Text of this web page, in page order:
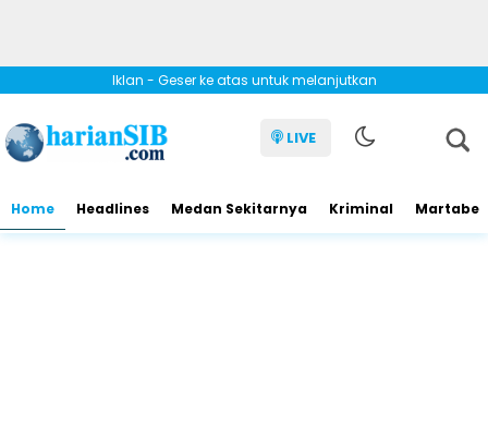
Iklan - Geser ke atas untuk melanjutkan
LIVE
Home Headlines Medan Sekitarnya Kriminal Martabe